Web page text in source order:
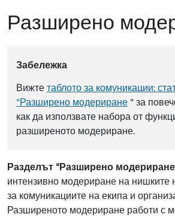
Разширено
Забележка
Вижтетаблото за комуникации:
"Разширено модериране" за
как да използвате набора от
разширеното модериране.
Разделът "Разширено
интензивно модериране на нишките
за комуникациите на екипа и
Разширеното модериране работи с